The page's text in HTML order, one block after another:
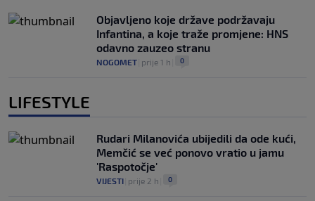
Objavljeno koje države podržavaju
Infantina, a koje traže promjene: HNS
odavno zauzeo stranu
NOGOMET prije 1 h 0
LIFESTYLE
Rudari Milanovića ubijedili da ode kući,
Memčić se već ponovo vratio u jamu
'Raspotočje'
VIJESTI prije 2 h 0